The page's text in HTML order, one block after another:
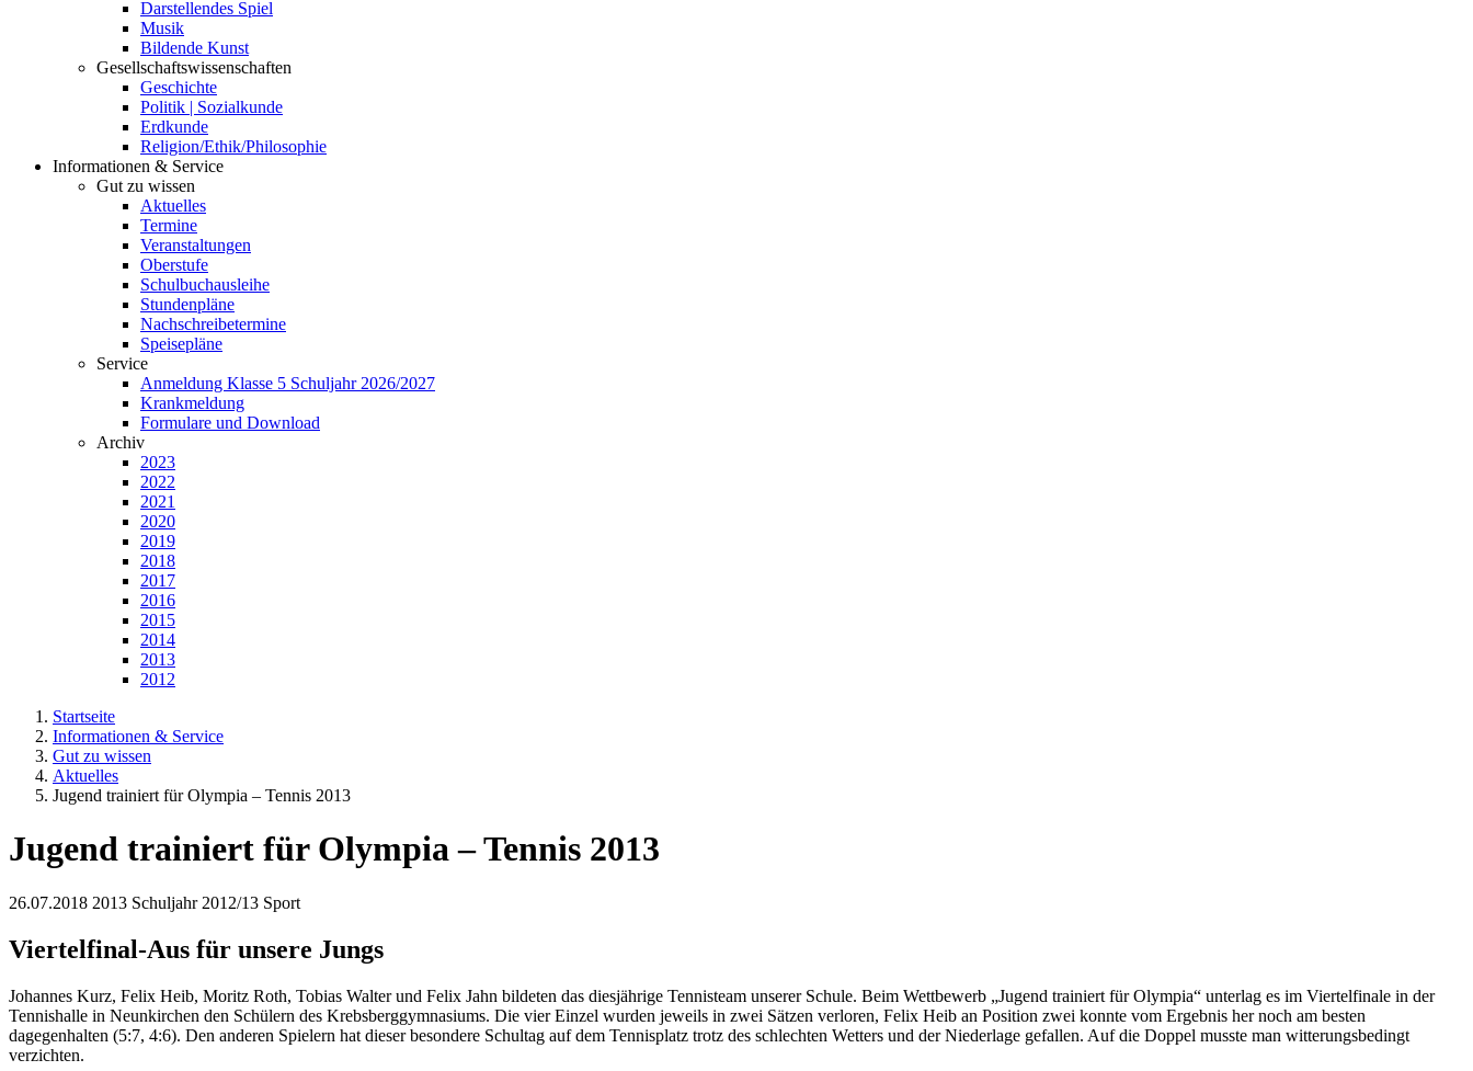
Darstellendes Spiel
Musik
Bildende Kunst
Gesellschaftswissenschaften
Geschichte
Politik | Sozialkunde
Erdkunde
Religion/Ethik/Philosophie
Informationen & Service
Gut zu wissen
Aktuelles
Termine
Veranstaltungen
Oberstufe
Schulbuchausleihe
Stundenpläne
Nachschreibetermine
Speisepläne
Service
Anmeldung Klasse 5 Schuljahr 2026/2027
Krankmeldung
Formulare und Download
Archiv
2023
2022
2021
2020
2019
2018
2017
2016
2015
2014
2013
2012
Startseite
Informationen & Service
Gut zu wissen
Aktuelles
Jugend trainiert für Olympia – Tennis 2013
Jugend trainiert für Olympia – Tennis 2013
26.07.2018 2013 Schuljahr 2012/13 Sport
Viertelfinal-Aus für unsere Jungs
Johannes Kurz, Felix Heib, Moritz Roth, Tobias Walter und Felix Jahn bildeten das diesjährige Tennisteam unserer Schule. Beim Wettbewerb „Jugend trainiert für Olympia“ unterlag es im Viertelfinale in der
Tennishalle in Neunkirchen den Schülern des Krebsberggymnasiums. Die vier Einzel wurden jeweils in zwei Sätzen verloren, Felix Heib an Position zwei konnte vom Ergebnis her noch am besten
dagegenhalten (5:7, 4:6). Den anderen Spielern hat dieser besondere Schultag auf dem Tennisplatz trotz des schlechten Wetters und der Niederlage gefallen. Auf die Doppel musste man witterungsbedingt
verzichten.